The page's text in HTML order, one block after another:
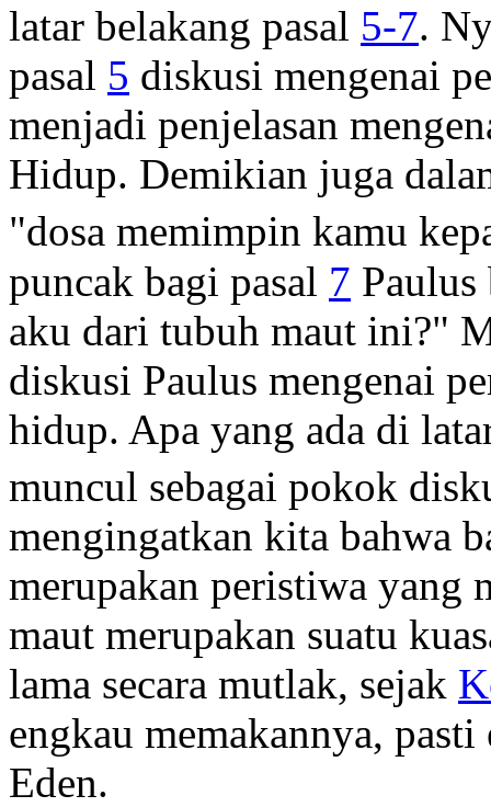
latar belakang pasal 5-7.
pasal 5 diskusi mengenai
menjadi penjelasan
Hidup. Demikian juga
"dosa memimpin kamu
puncak bagi pasal 7 Paulus
aku dari tubuh maut ini?"
diskusi Paulus mengenai
hidup. Apa yang ada di
muncul sebagai pokok
mengingatkan kita bahwa
merupakan peristiwa yang
maut merupakan suatu
lama secara mutlak, sejak
engkau memakannya,
Eden.